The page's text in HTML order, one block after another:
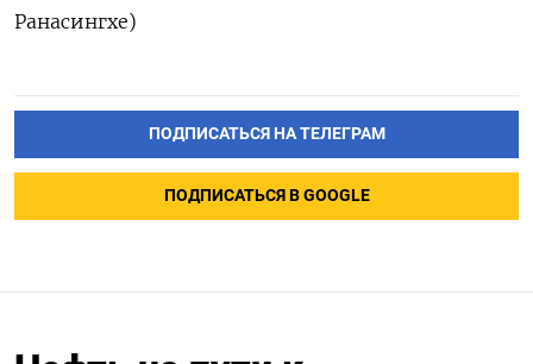
Ранасингхе)
ПОДПИСАТЬСЯ НА ТЕЛЕГРАМ
ПОДПИСАТЬСЯ В GOOGLE